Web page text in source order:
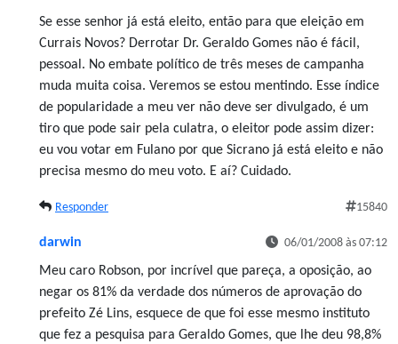
Se esse senhor já está eleito, então para que eleição em
Currais Novos? Derrotar Dr. Geraldo Gomes não é fácil,
pessoal. No embate político de três meses de campanha
muda muita coisa. Veremos se estou mentindo. Esse índice
de popularidade a meu ver não deve ser divulgado, é um
tiro que pode sair pela culatra, o eleitor pode assim dizer:
eu vou votar em Fulano por que Sicrano já está eleito e não
precisa mesmo do meu voto. E aí? Cuidado.
Responder 15840
darwin 06/01/2008 às 07:12
Meu caro Robson, por incrível que pareça, a oposição, ao
negar os 81% da verdade dos números de aprovação do
prefeito Zé Lins, esquece de que foi esse mesmo instituto
que fez a pesquisa para Geraldo Gomes, que lhe deu 98,8%